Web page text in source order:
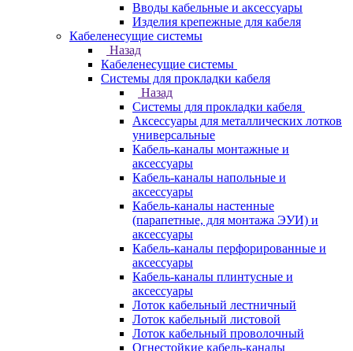
Вводы кабельные и аксессуары
Изделия крепежные для кабеля
Кабеленесущие системы
Назад
Кабеленесущие системы
Системы для прокладки кабеля
Назад
Системы для прокладки кабеля
Аксессуары для металлических лотков
универсальные
Кабель-каналы монтажные и
аксессуары
Кабель-каналы напольные и
аксессуары
Кабель-каналы настенные
(парапетные, для монтажа ЭУИ) и
аксессуары
Кабель-каналы перфорированные и
аксессуары
Кабель-каналы плинтусные и
аксессуары
Лоток кабельный лестничный
Лоток кабельный листовой
Лоток кабельный проволочный
Огнестойкие кабель-каналы